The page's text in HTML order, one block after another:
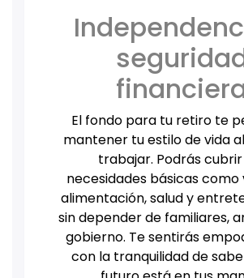
El fondo para tu retiro te
mantener tu estilo de vida
trabajar. Podrás
necesidades básicas como
alimentación, salud y
sin depender de familiares,
gobierno. Te sentirás
con la tranquilidad de